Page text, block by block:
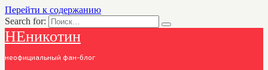
Перейти к содержанию
Search for:
НЕникотин
неофициальный фан-блог